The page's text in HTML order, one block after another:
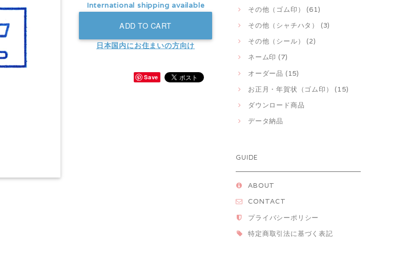
International shipping available
ADD TO CART
日本国内にお住まいの方向け
Save
その他（ゴム印） (61)
その他（シャチハタ） (3)
その他（シール） (2)
ネーム印 (7)
オーダー品 (15)
お正月・年賀状（ゴム印） (15)
ダウンロード商品
データ納品
GUIDE
ABOUT
CONTACT
プライバシーポリシー
特定商取引法に基づく表記